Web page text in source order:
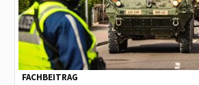
FACHBEITRAG